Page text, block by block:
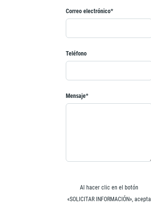
Correo electrónico*
Teléfono
Mensaje*
Al hacer clic en el botón
«SOLICITAR INFORMACIÓN», acepta